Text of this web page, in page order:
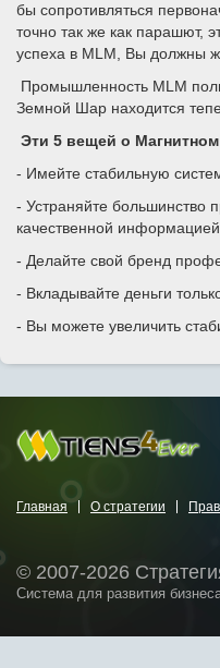
бы сопротивляться
точно так же как парашют,
успеха в MLM, Вы должны
Промышленность MLM
Земной Шар находится
Эти 5 вещей о
- Имейте стабильную
- Устраняйте большинство
качественной информацией
- Делайте свой бренд
- Вкладывайте деньги
- Вы можете увеличить
Главная О стратегии
© 2007-2026
Система для развития